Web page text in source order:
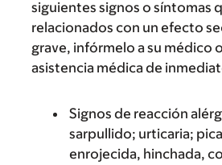
siguientes signos o síntomas
relacionados con un efecto
grave, infórmelo a su médico
asistencia médica de
Signos de reacción
sarpullido; urticaria;
enrojecida, hinchada,